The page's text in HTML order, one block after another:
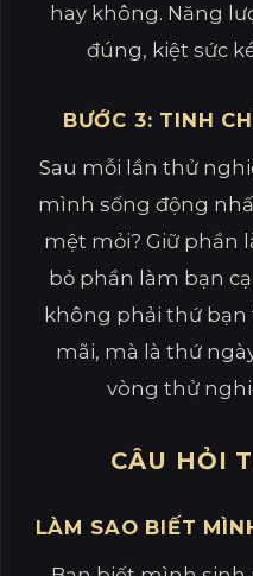
hay không. Năng
đúng, kiệt sức
BƯỚC 3: TINH
Sau mỗi lần thử
mình sống động
mệt mỏi? Giữ phần
bỏ phần làm bạn
không phải thứ
mãi, mà là thứ
vòng thử
CÂU HỎI
LÀM SAO BIẾT